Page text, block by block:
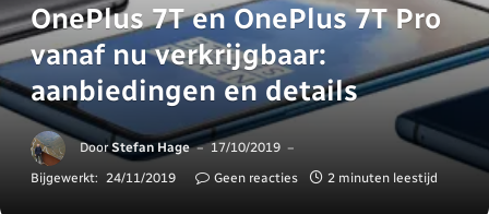
OnePlus 7T en OnePlus 7T Pro
vanaf nu verkrijgbaar:
aanbiedingen en details
Door Stefan Hage
17/10/2019
Bijgewerkt: 24/11/2019 Geen reacties 2 minuten leestijd